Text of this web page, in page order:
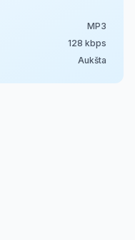
MP3
128 kbps
Aukšta